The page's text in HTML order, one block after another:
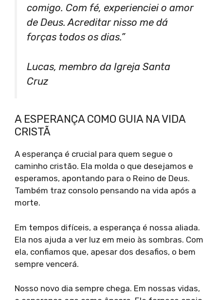
comigo. Com fé, experienciei o amor
de Deus. Acreditar nisso me dá
forças todos os dias.”
Lucas, membro da Igreja Santa
Cruz
A ESPERANÇA COMO GUIA NA VIDA
CRISTÃ
A esperança é crucial para quem segue o
caminho cristão. Ela molda o que desejamos e
esperamos, apontando para o Reino de Deus.
Também traz consolo pensando na vida após a
morte.
Em tempos difíceis, a esperança é nossa aliada.
Ela nos ajuda a ver luz em meio às sombras. Com
ela, confiamos que, apesar dos desafios, o bem
sempre vencerá.
Nosso novo dia sempre chega. Em nossas vidas,